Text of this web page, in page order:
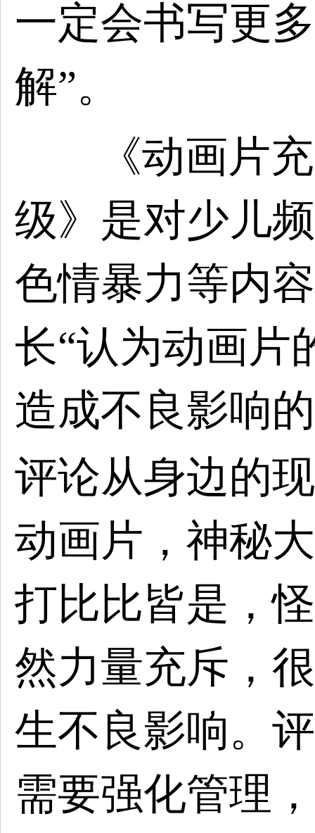
一定会书写更
解”。
《动画片
级》是对少儿
色情暴力等内
长“认为动画片
造成不良影响
评论从身边的
动画片，神秘
打比比皆是，
然力量充斥，
生不良影响。
需要强化管理